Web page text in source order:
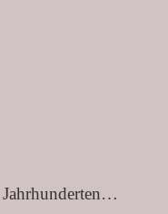
Jahrhunderten…